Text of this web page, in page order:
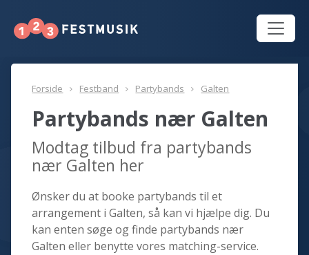
Forside Festband Partybands Galten
Partybands nær Galten
Modtag tilbud fra partybands
nær Galten her
Ønsker du at booke partybands til et
arrangement i Galten, så kan vi hjælpe dig. Du
kan enten søge og finde partybands nær
Galten eller benytte vores matching-service.